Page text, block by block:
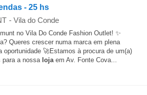
- 25 hs
- Vila do Conde
no Vila Do Conde Fashion Outlet! ✨
Queres crescer numa marca em plena
oportunidade 🚀Estamos à procura de um(a)
para a nossa lojaem Av. Fonte Cova...